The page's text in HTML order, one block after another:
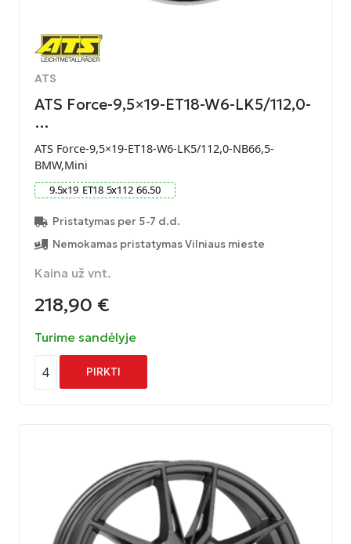
ATS
ATS Force-9,5×19-ET18-W6-LK5/112,0-
…
ATS Force-9,5×19-ET18-W6-LK5/112,0-NB66,5-
BMW,Mini
9.5x19 ET18 5x112 66.50
Pristatymas per 5-7 d.d.
Nemokamas pristatymas Vilniaus mieste
Kaina už vnt.
218,90 €
Turime sandėlyje
4 PIRKTI